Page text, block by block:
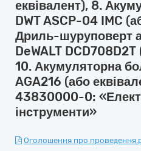
еквівалент), 8.
DWT ASCP-04 IMC
Дриль-шуруповерт
DeWALT
10. Акумуляторна
AGA216 (або
43830000-0:
інструменти»
Оголошення про